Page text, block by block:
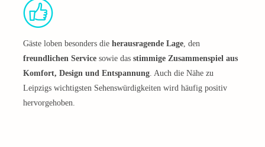
Gäste loben besonders die herausragende Lage, den
freundlichen Service sowie das stimmige Zusammenspiel aus
Komfort, Design und Entspannung. Auch die Nähe zu
Leipzigs wichtigsten Sehenswürdigkeiten wird häufig positiv
hervorgehoben.